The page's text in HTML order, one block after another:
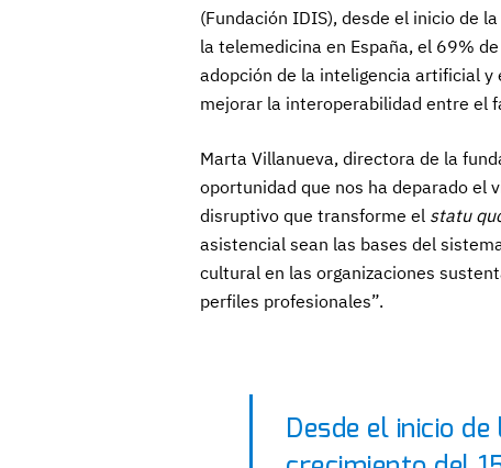
(Fundación IDIS), desde el inicio de
la telemedicina en España, el 69%
adopción de la inteligencia artificial
mejorar la interoperabilidad entre el
Marta Villanueva, directora de la
oportunidad que nos ha deparado el
disruptivo que transforme el statu
asistencial sean las bases del
cultural en las organizaciones
perfiles profesionales”.
Desde el inicio